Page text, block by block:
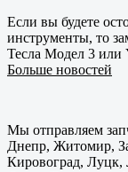
Если вы будете
инструменты, то
Тесла Модел 3 или
Больше новостей
Мы отправляем
Днепр, Житомир,
Кировоград, Луцк,